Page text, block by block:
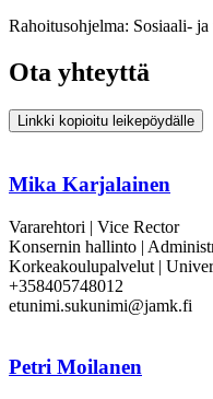
Rahoitusohjelma: Sosiaali-
Ota yhteyttä
Linkki kopioitu leikepöydälle
Mika Karjalainen
Vararehtori | Vice Rector
Konsernin hallinto |
Korkeakoulupalvelut |
+358405748012
etunimi.sukunimi@jamk.fi
Petri Moilanen